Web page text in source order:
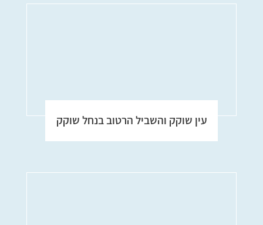
עין שוקק והשביל הרטוב בנחל שוקק